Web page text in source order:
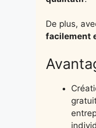
De plus,
facilement